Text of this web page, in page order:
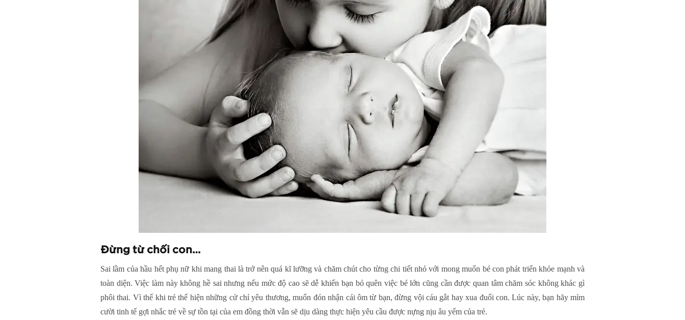
Đừng từ chối con…
Sai lầm của hầu hết phụ nữ khi mang thai là trở nên quá kĩ lưỡng và chăm chút cho từng chi tiết nhỏ với mong muốn bé con phát triển khỏe mạnh và
toàn diện. Việc làm này không hề sai nhưng nếu mức độ cao sẽ dễ khiến bạn bỏ quên việc bé lớn cũng cần được quan tâm chăm sóc không khác gì
phôi thai. Vì thế khi trẻ thể hiện những cử chỉ yêu thương, muốn đón nhận cái ôm từ bạn, đừng vội cáu gắt hay xua đuổi con. Lúc này, bạn hãy mỉm
cười tinh tế gợi nhắc trẻ về sự tồn tại của em đồng thời vẫn sẽ dịu dàng thực hiện yêu cầu được nựng nịu âu yếm của trẻ.